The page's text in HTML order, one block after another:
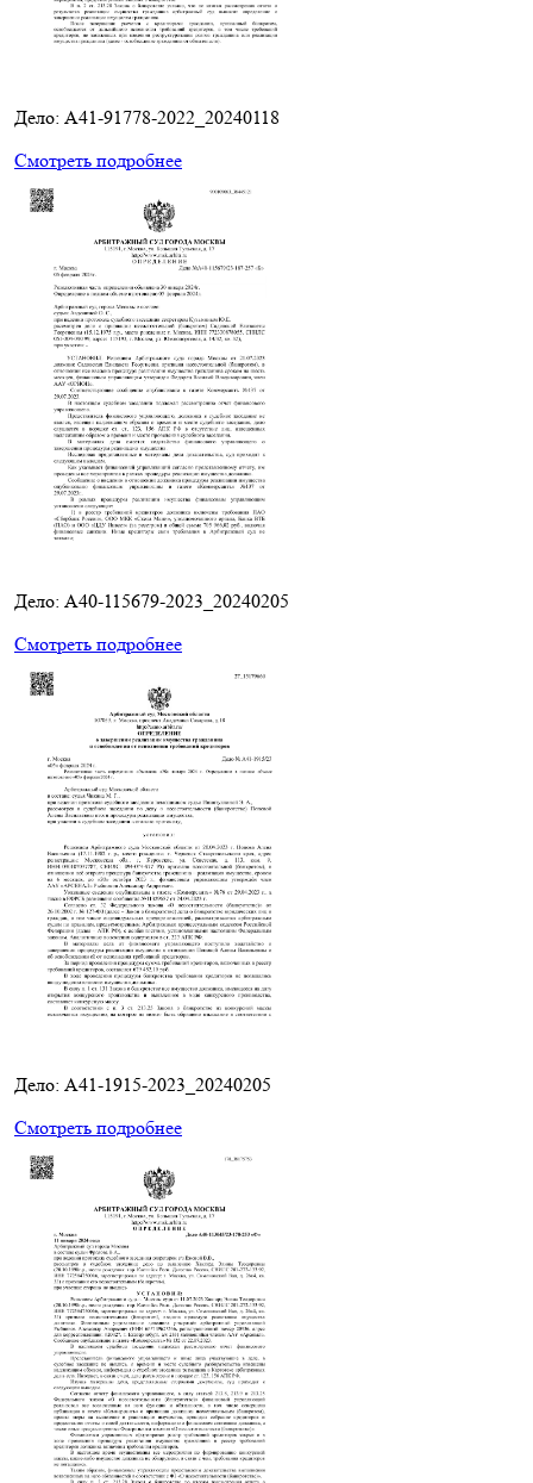
Дело: A41-91778-2022_20240118
Смотреть подробнее
Дело: A40-115679-2023_20240205
Смотреть подробнее
Дело: A41-1915-2023_20240205
Смотреть подробнее